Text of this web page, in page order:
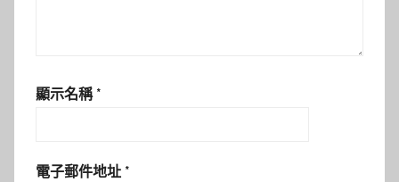
顯示名稱 *
電子郵件地址 *